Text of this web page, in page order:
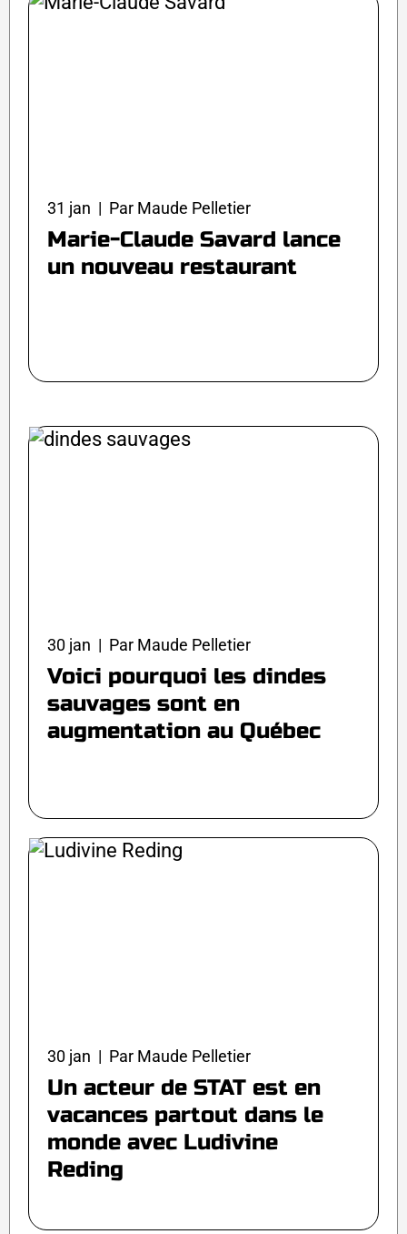
31 jan | Par Maude Pelletier
Marie-Claude Savard lance
un nouveau restaurant
30 jan | Par Maude Pelletier
Voici pourquoi les dindes
sauvages sont en
augmentation au Québec
30 jan | Par Maude Pelletier
Un acteur de STAT est en
vacances partout dans le
monde avec Ludivine
Reding